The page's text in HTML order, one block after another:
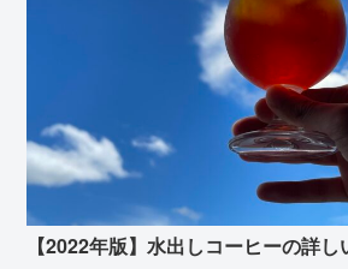
【2022年版】水出しコーヒーの詳